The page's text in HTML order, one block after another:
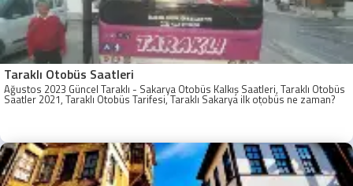
Taraklı Otobüs Saatleri
Ağustos 2023 Güncel Taraklı - Sakarya Otobüs Kalkış Saatleri, Taraklı Otobüs
Saatler 2021, Taraklı Otobüs Tarifesi, Taraklı Sakarya ilk otobüs ne zaman?
Taraklı - Sakarya Son Otobüs Ne zaman? Sakarya Taraklı İlk Otobüs Ne